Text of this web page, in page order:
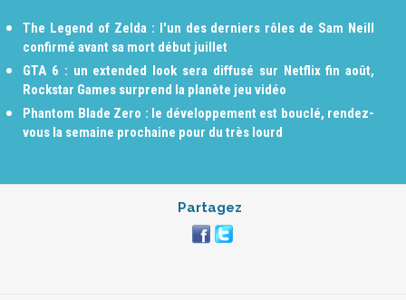
The Legend of Zelda : l'un des derniers rôles de Sam Neill
confirmé avant sa mort début juillet
GTA 6 : un extended look sera diffusé sur Netflix fin août,
Rockstar Games surprend la planète jeu vidéo
Phantom Blade Zero : le développement est bouclé, rendez-
vous la semaine prochaine pour du très lourd
Partagez